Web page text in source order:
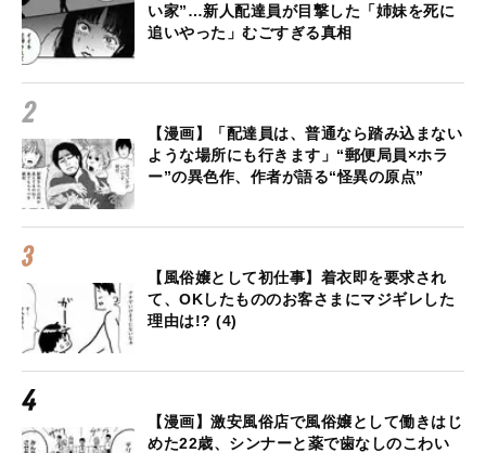
い家”…新人配達員が目撃した「姉妹を死に
追いやった」むごすぎる真相
【漫画】「配達員は、普通なら踏み込まない
ような場所にも行きます」“郵便局員×ホラ
ー”の異色作、作者が語る“怪異の原点”
【風俗嬢として初仕事】着衣即を要求され
て、OKしたもののお客さまにマジギレした
理由は!? (4)
【漫画】激安風俗店で風俗嬢として働きはじ
めた22歳、シンナーと薬で歯なしのこわい